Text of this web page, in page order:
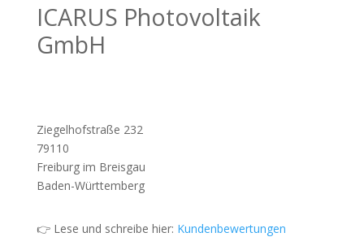
ICARUS Photovoltaik
GmbH
Ziegelhofstraße 232
79110
Freiburg im Breisgau
Baden-Württemberg
👉 Lese und schreibe hier: Kundenbewertungen